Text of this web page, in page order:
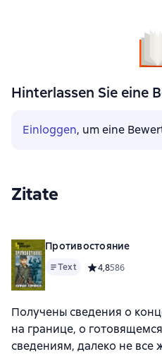
Hinterlassen Sie eine
Einloggen, um eine
Zitate
Противостояние
Text Средний рейтинг
4,8586
Получены сведения о
на границе, о
сведениям, далеко не все